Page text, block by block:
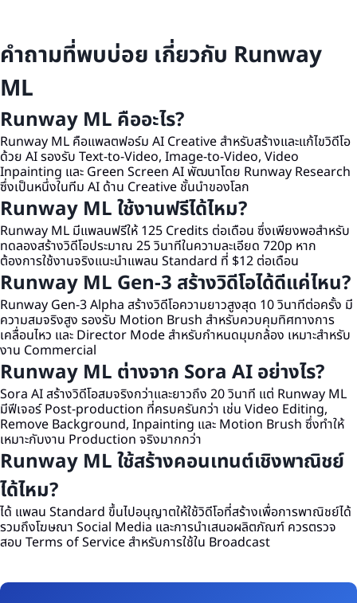
คำถามที่พบบ่อย เกี่ยวกับ Runway
ML
Runway ML คืออะไร?
Runway ML คือแพลตฟอร์ม AI Creative สำหรับสร้างและแก้ไขวิดีโอ
ด้วย AI รองรับ Text-to-Video, Image-to-Video, Video
Inpainting และ Green Screen AI พัฒนาโดย Runway Research
ซึ่งเป็นหนึ่งในทีม AI ด้าน Creative ชั้นนำของโลก
Runway ML ใช้งานฟรีได้ไหม?
Runway ML มีแพลนฟรีให้ 125 Credits ต่อเดือน ซึ่งเพียงพอสำหรับ
ทดลองสร้างวิดีโอประมาณ 25 วินาทีในความละเอียด 720p หาก
ต้องการใช้งานจริงแนะนำแพลน Standard ที่ $12 ต่อเดือน
Runway ML Gen-3 สร้างวิดีโอได้ดีแค่ไหน?
Runway Gen-3 Alpha สร้างวิดีโอความยาวสูงสุด 10 วินาทีต่อครั้ง มี
ความสมจริงสูง รองรับ Motion Brush สำหรับควบคุมทิศทางการ
เคลื่อนไหว และ Director Mode สำหรับกำหนดมุมกล้อง เหมาะสำหรับ
งาน Commercial
Runway ML ต่างจาก Sora AI อย่างไร?
Sora AI สร้างวิดีโอสมจริงกว่าและยาวถึง 20 วินาที แต่ Runway ML
มีฟีเจอร์ Post-production ที่ครบครันกว่า เช่น Video Editing,
Remove Background, Inpainting และ Motion Brush ซึ่งทำให้
เหมาะกับงาน Production จริงมากกว่า
Runway ML ใช้สร้างคอนเทนต์เชิงพาณิชย์
ได้ไหม?
ได้ แพลน Standard ขึ้นไปอนุญาตให้ใช้วิดีโอที่สร้างเพื่อการพาณิชย์ได้
รวมถึงโฆษณา Social Media และการนำเสนอผลิตภัณฑ์ ควรตรวจ
สอบ Terms of Service สำหรับการใช้ใน Broadcast